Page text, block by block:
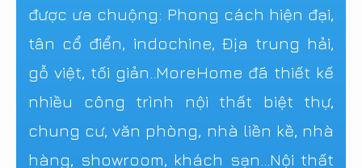
được ưa chuộng: Phong cách hiện đại,
tân cổ điển, indochine, Địa trung hải,
gỗ việt, tối giản..MoreHome đã thiết kế
nhiều công trình nội thất biệt thự,
chung cư, văn phòng, nhà liền kề, nhà
hàng, showroom, khách sạn...Nội thất